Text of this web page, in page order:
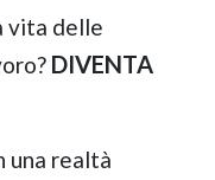
vita delle
DIVENTA
una realtà